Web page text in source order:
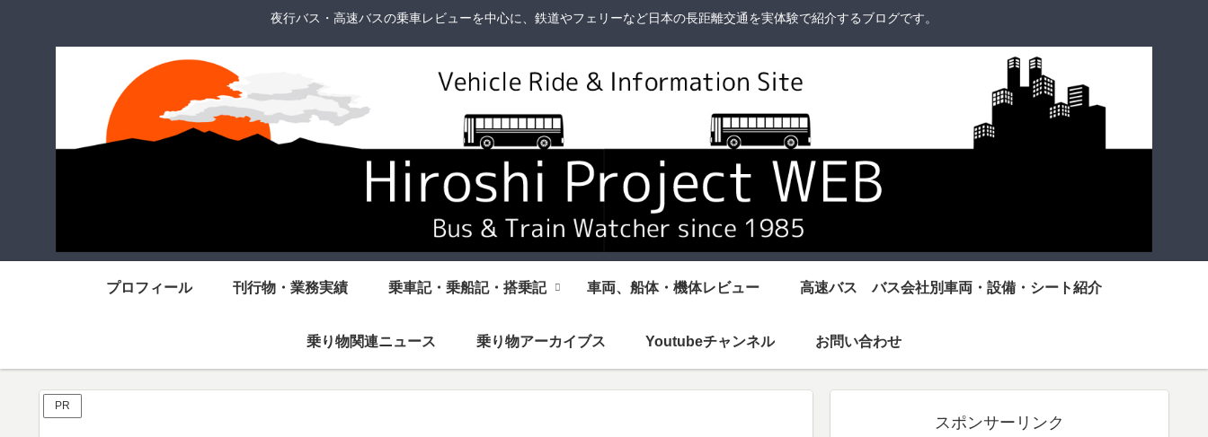
夜行バス・高速バスの乗車レビューを中心に、鉄道やフェリーなど日本の長距離交通を実体験で紹介するブログです。
プロフィール 刊行物・業務実績 乗車記・乗船記・搭乗記 車両、船体・機体レビュー 高速バス バス会社別車両・設備・シート紹介
乗り物関連ニュース 乗り物アーカイブス Youtubeチャンネル お問い合わせ
PR
スポンサーリンク